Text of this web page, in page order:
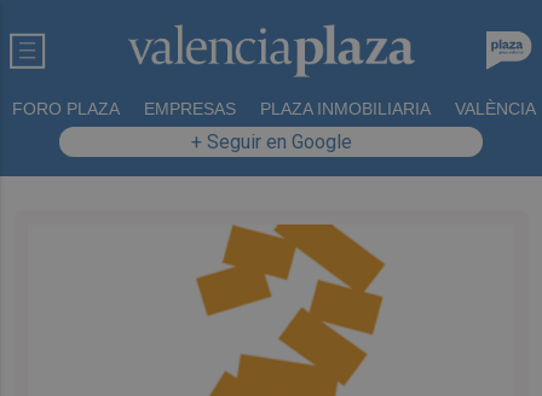
FORO PLAZA EMPRESAS PLAZA INMOBILIARIA VALÈNCIA
+ Seguir en Google